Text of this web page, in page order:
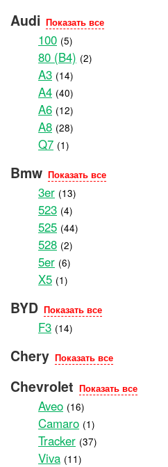
Audi Показать все
100 (5)
80 (B4) (2)
A3 (14)
A4 (40)
A6 (12)
A8 (28)
Q7 (1)
Bmw Показать все
3er (13)
523 (4)
525 (44)
528 (2)
5er (6)
X5 (1)
BYD Показать все
F3 (14)
Chery Показать все
Chevrolet Показать все
Aveo (16)
Camaro (1)
Tracker (37)
Viva (11)